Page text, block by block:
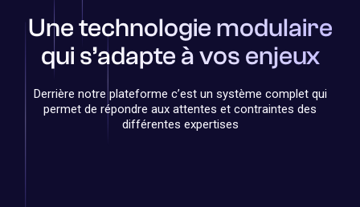
Une technologie modulaire
qui s’adapte à vos enjeux
Derrière notre plateforme c’est un système complet qui
permet de répondre aux attentes et contraintes des
différentes expertises